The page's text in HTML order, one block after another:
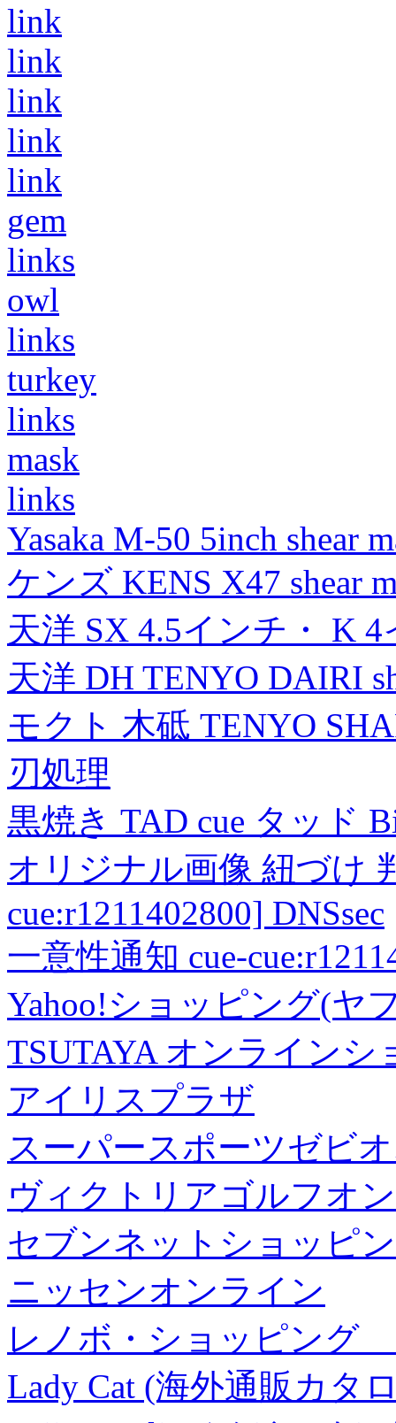
link
link
link
link
link
gem
links
owl
links
turkey
links
mask
links
Yasaka M-50 5inch shear
ケンズ KENS X47 shear
天洋 SX 4.5インチ・ K
天洋 DH TENYO DAIRI
モクト 木砥 TENYO
刃処理
黒焼き TAD cue タッド
オリジナル画像 紐づけ
cue:r1211402800] DNSsec
一意性通知 cue-
Yahoo!ショッピング(ヤ
TSUTAYA オンラインシ
アイリスプラザ
スーパースポーツゼビ
ヴィクトリアゴルフオ
セブンネットショッピ
ニッセンオンライン
レノボ・ショッピング
Lady Cat (海外通販カタ